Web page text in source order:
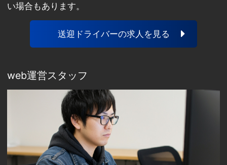
い場合もあります。
送迎ドライバーの求人を見る
web運営スタッフ